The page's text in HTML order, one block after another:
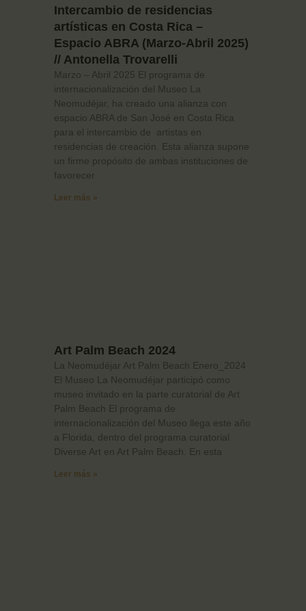
Intercambio de residencias
artísticas en Costa Rica –
Espacio ABRA (Marzo-Abril 2025)
// Antonella Trovarelli
Marzo – Abril 2025 El programa de
internacionalización del Museo La
Neomudéjar, ha creado una alianza con
espacio ABRA de San José en Costa Rica
para el intercambio de artistas en
residencias de creación. Esta alianza supone
un firme propósito de ambas instituciones de
favorecer
Leer más »
Art Palm Beach 2024
La Neomudéjar Art Palm Beach Enero_2024
El Museo La Neomudéjar participó como
museo invitado en la parte curatorial de Art
Palm Beach El programa de
internacionalización del Museo llega este año
a Florida, dentro del programa curatorial
Diverse Art en Art Palm Beach. En esta
Leer más »